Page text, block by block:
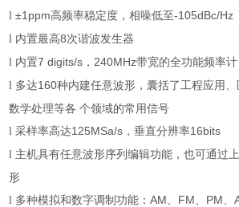
l ±1ppm高频率稳定度，相噪低至-105dBc/Hz
l 内置最高8次谐波发生器
l 内置7 digits/s ， 240MHz带宽的全功能频率计
l 多达160种内建任意波形，囊括了工程应用、
数学处理等各 个领域的常用信号
l 采样率高达125MSa/s ，垂直分辨率16bits
l 主机具有任意波形序列编辑功能，也可通过
形
l 多种模拟和数字调制功能：AM FM PM 、